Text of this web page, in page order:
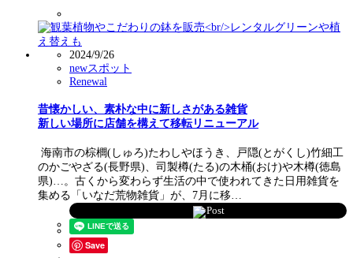
2024/9/26
newスポット
Renewal
昔懐かしい、素朴な中に新しさがある雑貨
新しい場所に店舗を構えて移転リニューアル
海南市の棕櫚(しゅろ)たわしやほうき、戸隠(とがくし)竹細工
のかごやざる(長野県)、司製樽(たる)の木桶(おけ)や木樽(徳島
県)…。古くから変わらず生活の中で使われてきた日用雑貨を
集める「いなだ荒物雑貨」が、7月に移…
Post
Save